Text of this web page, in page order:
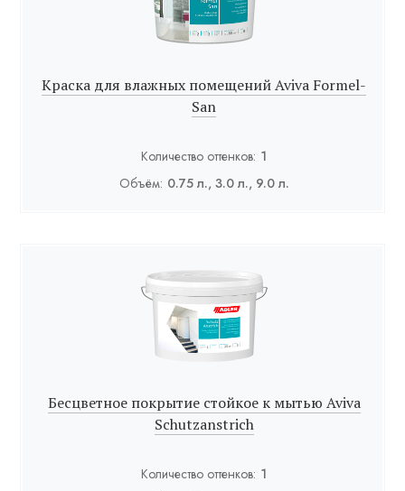
Краска для влажных помещений Aviva Formel-
San
Количество оттенков: 1
Объём: 0.75 л., 3.0 л., 9.0 л.
Бесцветное покрытие стойкое к мытью Aviva
Schutzanstrich
Количество оттенков: 1